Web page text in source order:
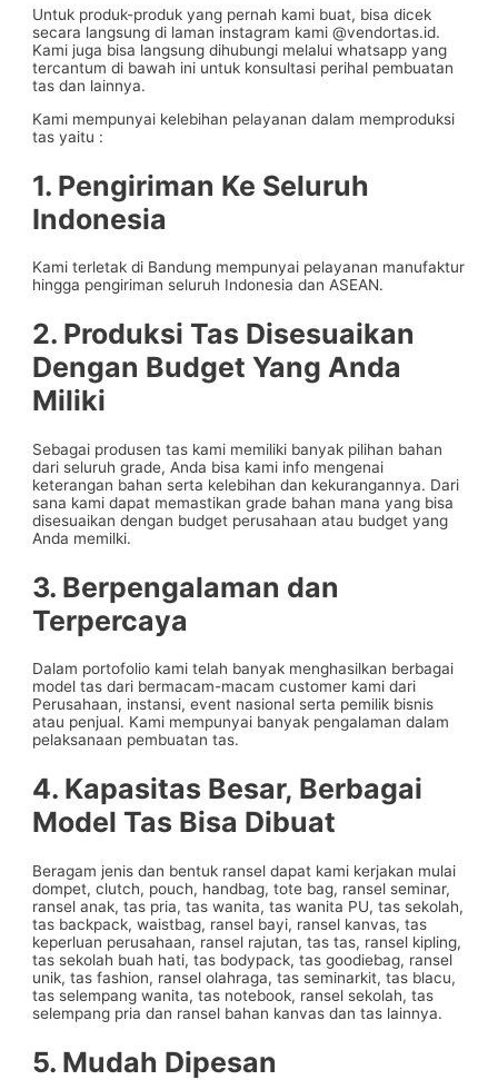
Untuk produk-produk yang pernah kami buat, bisa dicek
secara langsung di laman instagram kami @vendortas.id.
Kami juga bisa langsung dihubungi melalui whatsapp yang
tercantum di bawah ini untuk konsultasi perihal pembuatan
tas dan lainnya.
Kami mempunyai kelebihan pelayanan dalam memproduksi
tas yaitu :
1. Pengiriman Ke Seluruh
Indonesia
Kami terletak di Bandung mempunyai pelayanan manufaktur
hingga pengiriman seluruh Indonesia dan ASEAN.
2. Produksi Tas Disesuaikan
Dengan Budget Yang Anda
Miliki
Sebagai produsen tas kami memiliki banyak pilihan bahan
dari seluruh grade, Anda bisa kami info mengenai
keterangan bahan serta kelebihan dan kekurangannya. Dari
sana kami dapat memastikan grade bahan mana yang bisa
disesuaikan dengan budget perusahaan atau budget yang
Anda memilki.
3. Berpengalaman dan
Terpercaya
Dalam portofolio kami telah banyak menghasilkan berbagai
model tas dari bermacam-macam customer kami dari
Perusahaan, instansi, event nasional serta pemilik bisnis
atau penjual. Kami mempunyai banyak pengalaman dalam
pelaksanaan pembuatan tas.
4. Kapasitas Besar, Berbagai
Model Tas Bisa Dibuat
Beragam jenis dan bentuk ransel dapat kami kerjakan mulai
dompet, clutch, pouch, handbag, tote bag, ransel seminar,
ransel anak, tas pria, tas wanita, tas wanita PU, tas sekolah,
tas backpack, waistbag, ransel bayi, ransel kanvas, tas
keperluan perusahaan, ransel rajutan, tas tas, ransel kipling,
tas sekolah buah hati, tas bodypack, tas goodiebag, ransel
unik, tas fashion, ransel olahraga, tas seminarkit, tas blacu,
tas selempang wanita, tas notebook, ransel sekolah, tas
selempang pria dan ransel bahan kanvas dan tas lainnya.
5. Mudah Dipesan